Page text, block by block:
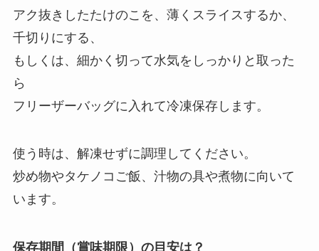
アク抜きしたたけのこを、薄くスライスするか、
千切りにする、
もしくは、細かく切って水気をしっかりと取った
ら
フリーザーバッグに入れて冷凍保存します。
使う時は、解凍せずに調理してください。
炒め物やタケノコご飯、汁物の具や煮物に向いて
います。
保存期間（賞味期限）の目安は？